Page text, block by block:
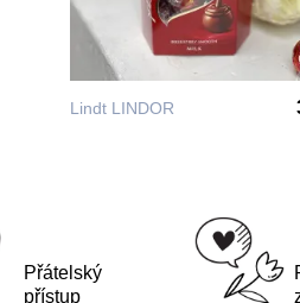
Lindt LINDOR
Přátelský
přístup